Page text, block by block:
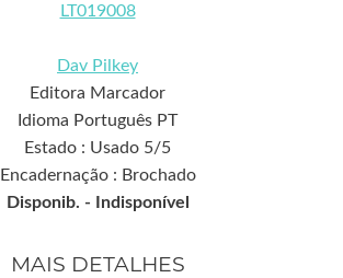
LT019008
Dav Pilkey
Editora Marcador
Idioma Português PT
Estado : Usado 5/5
Encadernação : Brochado
Disponib. - Indisponível
MAIS DETALHES